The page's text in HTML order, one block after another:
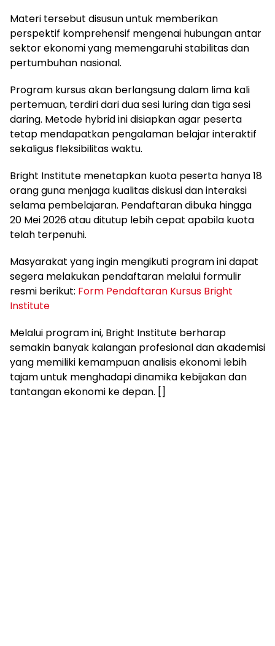
Materi tersebut disusun untuk memberikan
perspektif komprehensif mengenai hubungan antar
sektor ekonomi yang memengaruhi stabilitas dan
pertumbuhan nasional.
Program kursus akan berlangsung dalam lima kali
pertemuan, terdiri dari dua sesi luring dan tiga sesi
daring. Metode hybrid ini disiapkan agar peserta
tetap mendapatkan pengalaman belajar interaktif
sekaligus fleksibilitas waktu.
Bright Institute menetapkan kuota peserta hanya 18
orang guna menjaga kualitas diskusi dan interaksi
selama pembelajaran. Pendaftaran dibuka hingga
20 Mei 2026 atau ditutup lebih cepat apabila kuota
telah terpenuhi.
Masyarakat yang ingin mengikuti program ini dapat
segera melakukan pendaftaran melalui formulir
resmi berikut: Form Pendaftaran Kursus Bright
Institute
Melalui program ini, Bright Institute berharap
semakin banyak kalangan profesional dan akademisi
yang memiliki kemampuan analisis ekonomi lebih
tajam untuk menghadapi dinamika kebijakan dan
tantangan ekonomi ke depan. []